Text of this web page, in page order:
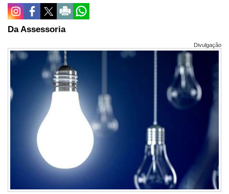
Da Assessoria
Divulgação